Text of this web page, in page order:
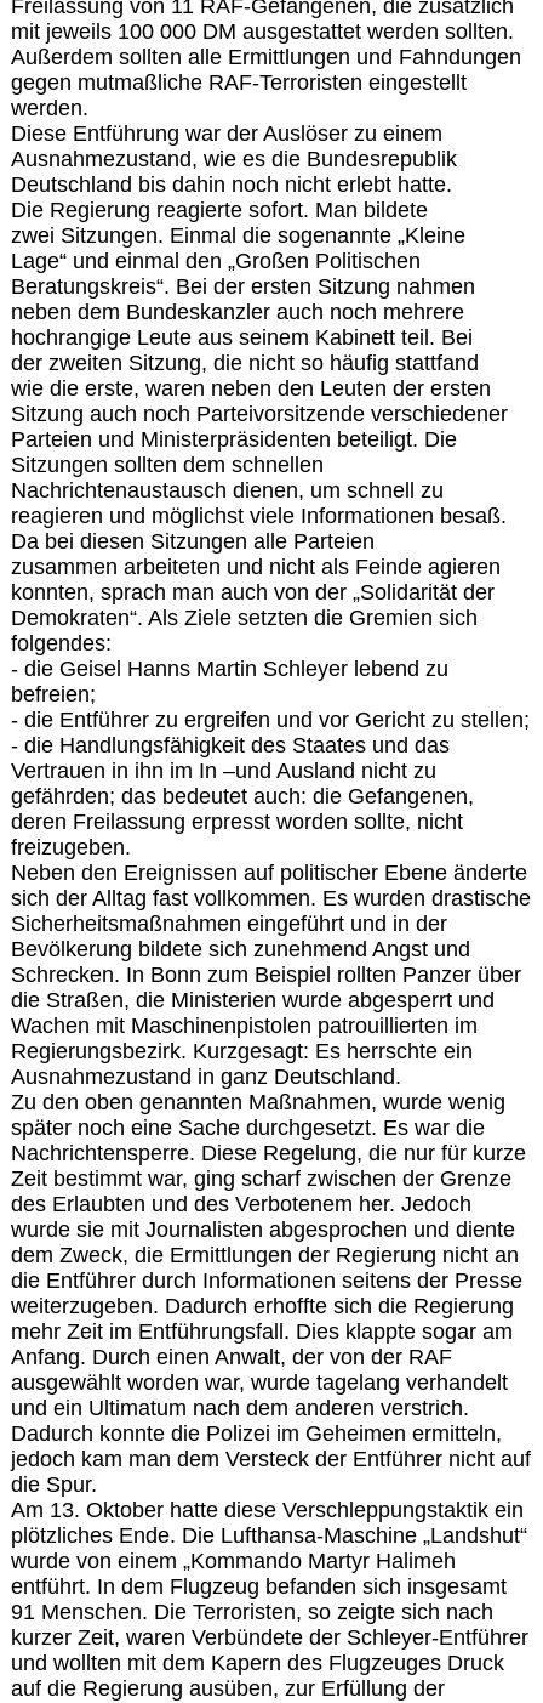
Freilassung von 11 RAF-Gefangenen, die zusätzlich
mit jeweils 100 000 DM ausgestattet werden sollten.
Außerdem sollten alle Ermittlungen und Fahndungen
gegen mutmaßliche RAF-Terroristen eingestellt
werden.
Diese Entführung war der Auslöser zu einem
Ausnahmezustand, wie es die Bundesrepublik
Deutschland bis dahin noch nicht erlebt hatte.
Die Regierung reagierte sofort. Man bildete
zwei Sitzungen. Einmal die sogenannte „Kleine
Lage“ und einmal den „Großen Politischen
Beratungskreis“. Bei der ersten Sitzung nahmen
neben dem Bundeskanzler auch noch mehrere
hochrangige Leute aus seinem Kabinett teil. Bei
der zweiten Sitzung, die nicht so häufig stattfand
wie die erste, waren neben den Leuten der ersten
Sitzung auch noch Parteivorsitzende verschiedener
Parteien und Ministerpräsidenten beteiligt. Die
Sitzungen sollten dem schnellen
Nachrichtenaustausch dienen, um schnell zu
reagieren und möglichst viele Informationen besaß.
Da bei diesen Sitzungen alle Parteien
zusammen arbeiteten und nicht als Feinde agieren
konnten, sprach man auch von der „Solidarität der
Demokraten“. Als Ziele setzten die Gremien sich
folgendes:
- die Geisel Hanns Martin Schleyer lebend zu
befreien;
- die Entführer zu ergreifen und vor Gericht zu stellen;
- die Handlungsfähigkeit des Staates und das
Vertrauen in ihn im In –und Ausland nicht zu
gefährden; das bedeutet auch: die Gefangenen,
deren Freilassung erpresst worden sollte, nicht
freizugeben.
Neben den Ereignissen auf politischer Ebene änderte
sich der Alltag fast vollkommen. Es wurden drastische
Sicherheitsmaßnahmen eingeführt und in der
Bevölkerung bildete sich zunehmend Angst und
Schrecken. In Bonn zum Beispiel rollten Panzer über
die Straßen, die Ministerien wurde abgesperrt und
Wachen mit Maschinenpistolen patrouillierten im
Regierungsbezirk. Kurzgesagt: Es herrschte ein
Ausnahmezustand in ganz Deutschland.
Zu den oben genannten Maßnahmen, wurde wenig
später noch eine Sache durchgesetzt. Es war die
Nachrichtensperre. Diese Regelung, die nur für kurze
Zeit bestimmt war, ging scharf zwischen der Grenze
des Erlaubten und des Verbotenem her. Jedoch
wurde sie mit Journalisten abgesprochen und diente
dem Zweck, die Ermittlungen der Regierung nicht an
die Entführer durch Informationen seitens der Presse
weiterzugeben. Dadurch erhoffte sich die Regierung
mehr Zeit im Entführungsfall. Dies klappte sogar am
Anfang. Durch einen Anwalt, der von der RAF
ausgewählt worden war, wurde tagelang verhandelt
und ein Ultimatum nach dem anderen verstrich.
Dadurch konnte die Polizei im Geheimen ermitteln,
jedoch kam man dem Versteck der Entführer nicht auf
die Spur.
Am 13. Oktober hatte diese Verschleppungstaktik ein
plötzliches Ende. Die Lufthansa-Maschine „Landshut“
wurde von einem „Kommando Martyr Halimeh
entführt. In dem Flugzeug befanden sich insgesamt
91 Menschen. Die Terroristen, so zeigte sich nach
kurzer Zeit, waren Verbündete der Schleyer-Entführer
und wollten mit dem Kapern des Flugzeuges Druck
auf die Regierung ausüben, zur Erfüllung der